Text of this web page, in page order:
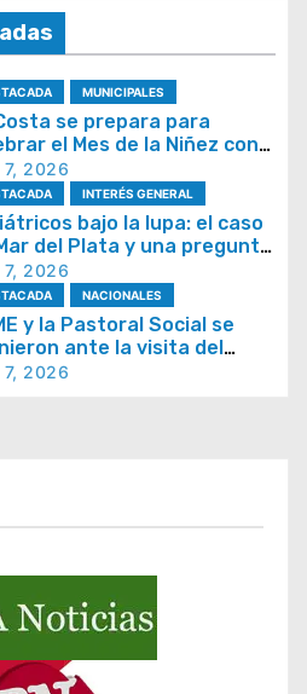
MUNICIPALES
se prepara para
el Mes de la Niñez con
y espectáculos
2026
INTERÉS GENERAL
bajo la lupa: el caso
del Plata y una pregunta
se repite en todo el país
2026
NACIONALES
y la Pastoral Social se
ante la visita del
León XIV y la Semana
2026